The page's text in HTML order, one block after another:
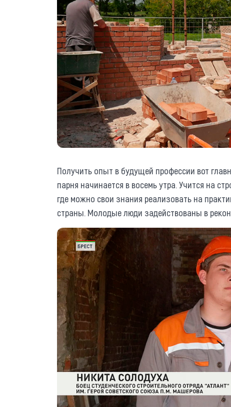
Получить опыт в будущей профессии вот
парня начинается в восемь утра. Учится на
где можно свои знания реализовать на
страны. Молодые люди задействованы в